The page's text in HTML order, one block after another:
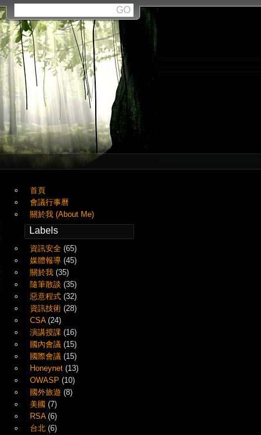
首頁
會議行事曆
關於我 (About Me)
Labels
資訊安全 (65)
媒體報導 (45)
關於我 (35)
隨筆散談 (35)
惡意程式 (32)
資訊技術 (28)
CSA (24)
演講授課 (16)
國內會議 (15)
國際會議 (15)
Honeynet (13)
OWASP (10)
國外旅遊 (8)
美國 (7)
RSA (6)
台北 (6)